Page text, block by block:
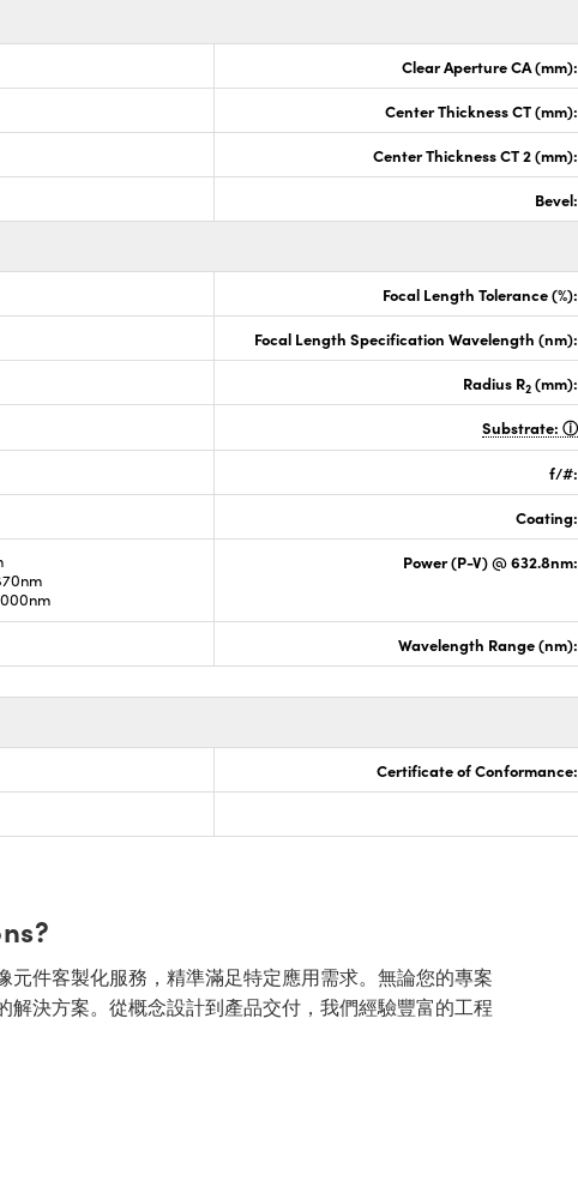
Clear Aperture CA (mm):
Center Thickness CT (mm):
Center Thickness CT 2 (mm):
Bevel:
Focal Length Tolerance (%):
Focal Length Specification Wavelength (nm):
Radius R2 (mm):
Substrate:
f/#:
Coating:
Power (P-V) @ 632.8nm:
Wavelength Range (nm):
Certificate of Conformance:
件客製化服務，精準滿足特定應用需求。無論您的專案
決方案。從概念設計到產品交付，我們經驗豐富的工程